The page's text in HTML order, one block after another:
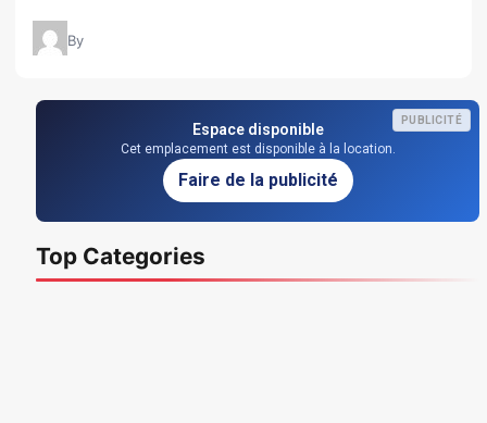
By
PUBLICITÉ
Espace disponible
Cet emplacement est disponible à la location.
Faire de la publicité
Top Categories